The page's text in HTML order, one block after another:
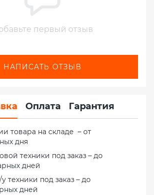
первый отзыв
НАПИСАТЬ ОТЗЫВ
Оплата Гарантия
товара на складе – от
дня
техники под заказ – до
дней
техники под заказ – до
дней